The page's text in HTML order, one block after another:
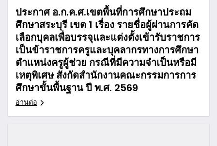
ประกาศ อ.ก.ค.ศ.เขตพื้นที่การศึกษาประถม
ศึกษาสระบุรี เขต 1 เรื่อง รายชื่อผู้ผ่านการคัด
เลือกบุคลเพื่อบรรจุและแต่งตั้งเข้ารับราชการ
เป็นข้าราชการครูและบุคลากรทางการศึกษา
ตำแหน่งครูผู้ช่วย กรณีที่มีความจำเป็นหรือมี
เหตุพิเศษ สังกัดสำนักงานคณะกรรมการการ
ศึกษาขั้นพื้นฐาน ปี พ.ศ. 2569
อ่านต่อ